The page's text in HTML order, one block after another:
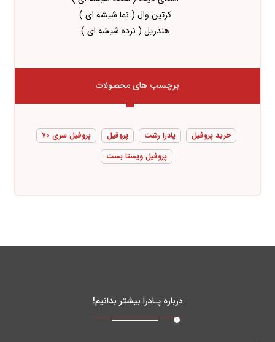
کرتین وال ( نما شیشه ای )
هندریل ( نرده شیشه ای )
برچسب های محصولات
خرید پروفیل پادرا رشت پروفیل
پروفیل سری ۷۰
پروفیل ویستا بست
درباره پـادرا بیشتر بدانیم!